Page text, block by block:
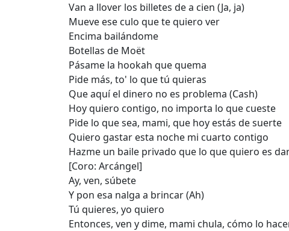
Van a llover los billetes de a cien (Ja, ja)
Mueve ese culo que te quiero ver
Encima bailándome
Botellas de Moët
Pásame la hookah que quema
Pide más, to' lo que tú quieras
Que aquí el dinero no es problema (Cash)
Hoy quiero contigo, no importa lo que cueste
Pide lo que sea, mami, que hoy estás de suerte
Quiero gastar esta noche mi cuarto contigo
Hazme un baile privado que lo que quiero es
[Coro: Arcángel]
Ay, ven, súbete
Y pon esa nalga a brincar (Ah)
Tú quieres, yo quiero
Entonces, ven y dime, mami chula, cómo lo